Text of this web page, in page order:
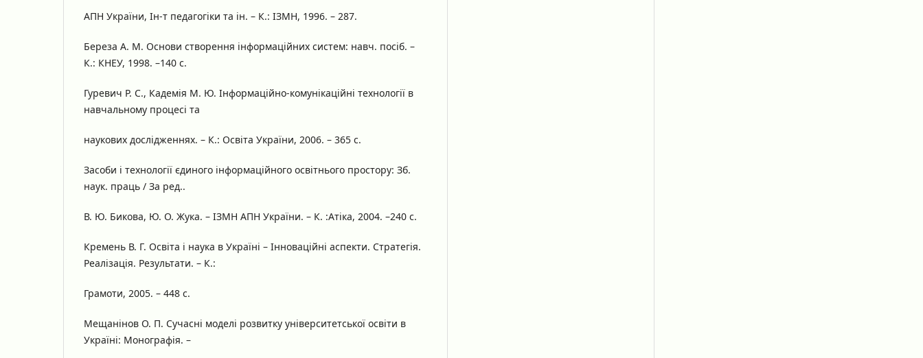
АПН України, Ін-т педагогіки та ін. – К.: ІЗМН, 1996. – 287.
Береза А. М. Основи створення інформаційних систем: навч. посіб. –
К.: КНЕУ, 1998. –140 с.
Гуревич Р. С., Кадемія М. Ю. Інформаційно-комунікаційні технології в
навчальному процесі та
наукових дослідженнях. – К.: Освіта України, 2006. – 365 с.
Засоби і технології єдиного інформаційного освітнього простору: Зб.
наук. праць / За ред..
В. Ю. Бикова, Ю. О. Жука. – ІЗМН АПН України. – К. :Атіка, 2004. –240 с.
Кремень В. Г. Освіта і наука в Україні – Інноваційні аспекти. Стратегія.
Реалізація. Результати. – К.:
Грамоти, 2005. – 448 с.
Мещанінов О. П. Сучасні моделі розвитку університетської освіти в
Україні: Монографія. –